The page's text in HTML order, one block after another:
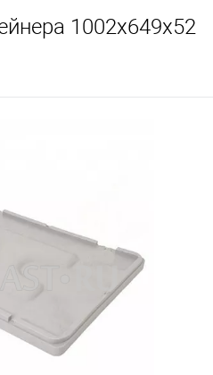
1002х649х52